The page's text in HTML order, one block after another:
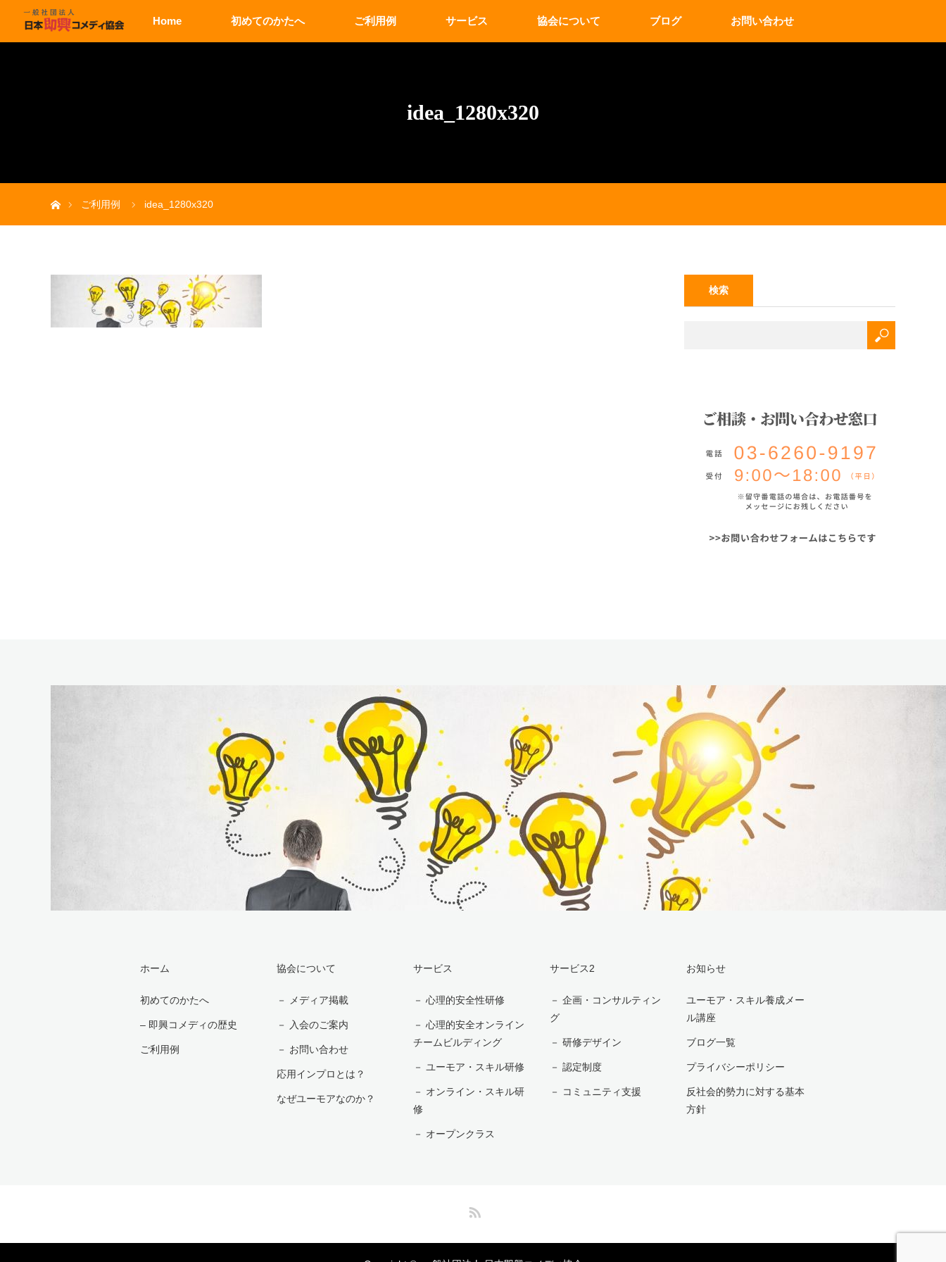
Home 初めてのかたへ ご利用例 サービス 協会について ブログ お問い合わせ
idea_1280x320
ご利用例
idea_1280x320
検索
ホーム
初めてのかたへ
– 即興コメディの歴史
ご利用例
協会について
－ メディア掲載
－ 入会のご案内
－ お問い合わせ
応用インプロとは？
なぜユーモアなのか？
サービス
－ 心理的安全性研修
－ 心理的安全オンライン
チームビルディング
－ ユーモア・スキル研修
－ オンライン・スキル研
修
－ オープンクラス
サービス2
－ 企画・コンサルティン
グ
－ 研修デザイン
－ 認定制度
－ コミュニティ支援
お知らせ
ユーモア・スキル養成メー
ル講座
ブログ一覧
プライバシーポリシー
反社会的勢力に対する基本
方針